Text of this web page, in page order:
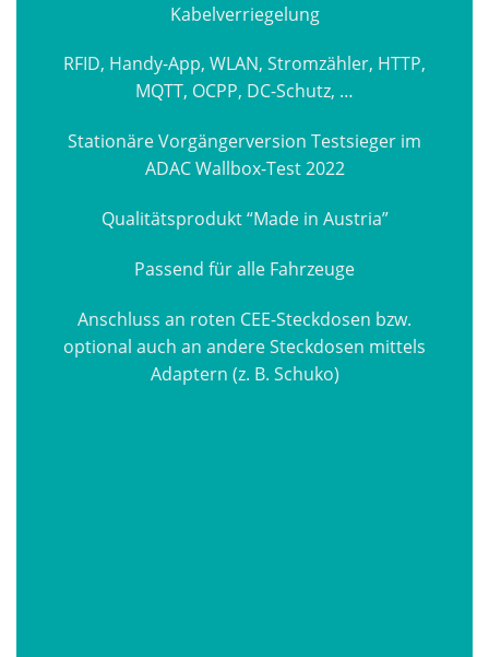
Kabelverriegelung
RFID, Handy-App, WLAN, Stromzähler, HTTP,
MQTT, OCPP, DC-Schutz, …
Stationäre Vorgängerversion Testsieger im
ADAC Wallbox-Test 2022
Qualitätsprodukt “Made in Austria”
Passend für alle Fahrzeuge
Anschluss an roten CEE-Steckdosen bzw.
optional auch an andere Steckdosen mittels
Adaptern (z. B. Schuko)